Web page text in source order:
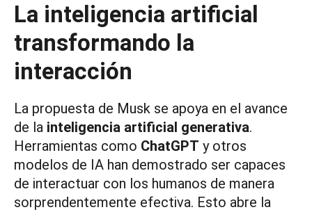
La inteligencia artificial
transformando la
interacción
La propuesta de Musk se apoya en el avance
de la inteligencia artificial generativa.
Herramientas como ChatGPT y otros
modelos de IA han demostrado ser capaces
de interactuar con los humanos de manera
sorprendentemente efectiva. Esto abre la